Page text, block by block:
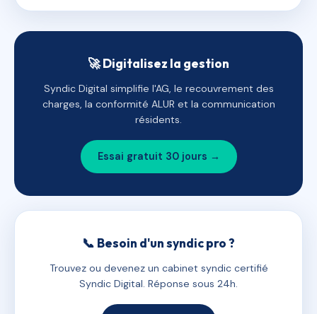
🚀 Digitalisez la gestion
Syndic Digital simplifie l'AG, le recouvrement des
charges, la conformité ALUR et la communication
résidents.
Essai gratuit 30 jours →
📞 Besoin d'un syndic pro ?
Trouvez ou devenez un cabinet syndic certifié
Syndic Digital. Réponse sous 24h.